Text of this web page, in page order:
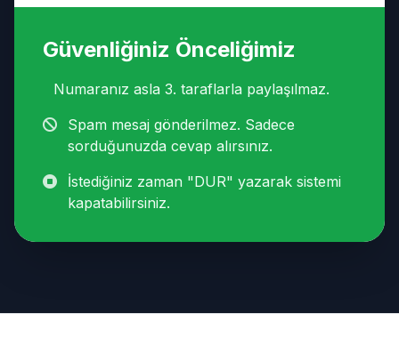
Güvenliğiniz Önceliğimiz
Numaranız asla 3. taraflarla paylaşılmaz.
Spam mesaj gönderilmez. Sadece
sorduğunuzda cevap alırsınız.
İstediğiniz zaman "DUR" yazarak sistemi
kapatabilirsiniz.